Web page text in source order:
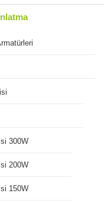
300W
200W
150W